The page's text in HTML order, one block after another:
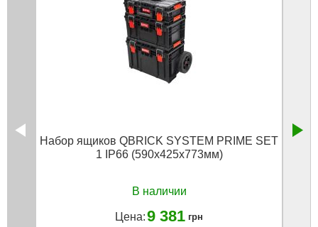
Набор ящиков QBRICK SYSTEM PRIME SET
1 IP66 (590x425x773мм)
В наличии
Цена:9 381 грн